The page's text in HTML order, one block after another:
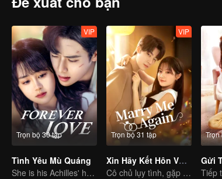
hai người cùng nhau leo lên đỉnh cao sự nghiệp, cùng
Trọn bộ 30 tập
VIP
Tình Yêu Mù Quáng
She is his Achilles' heel and his armor
Trọn bộ 31 tập
VIP
Xin Hãy Kết Hôn Với Tôi Lần Nữa
Cô chủ lụy tình, gặp người giống hệt chồng quá cố
Trọn